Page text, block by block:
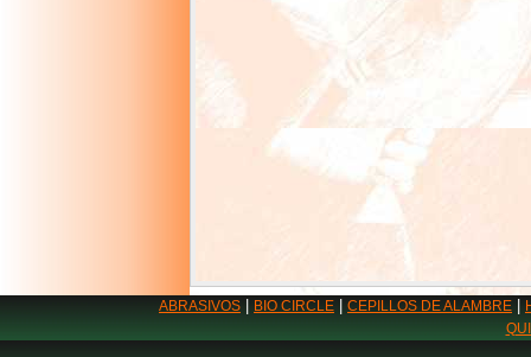
ABRASIVOS BIO CIRCLE CEPILLOS DE ALAMBRE